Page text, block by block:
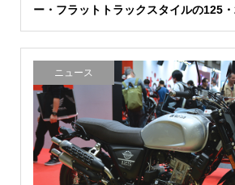
ー・フラットトラックスタイルの125
ニュース